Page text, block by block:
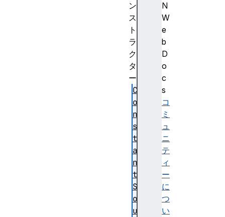
N
W
e
b
D
o
c
s
コ
ミ
ュ
ニ
テ
ィ
ー
に
つ
い
ン
ス
ト
ラ
ク
タ
ー
C
o
n
s
t
a
n
t
S
o
u